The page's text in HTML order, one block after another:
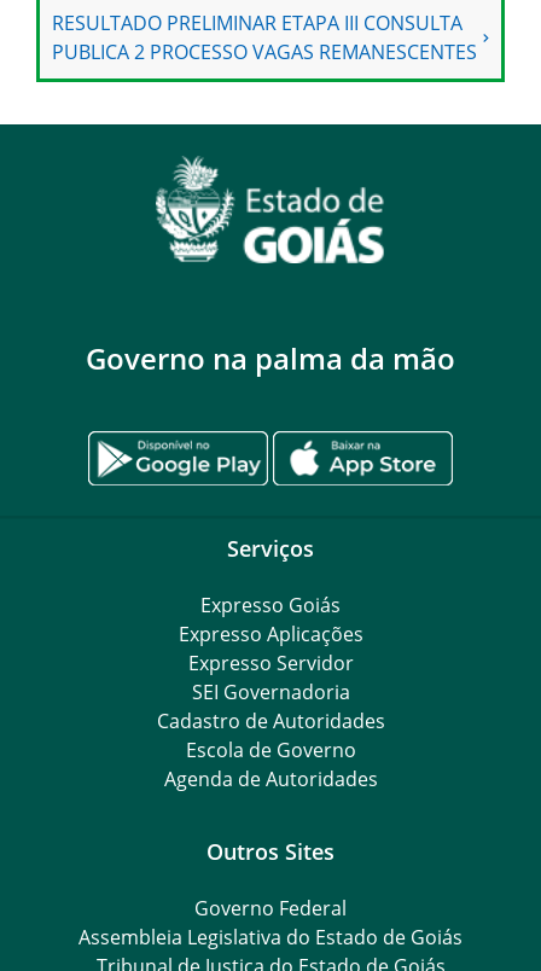
RESULTADO PRELIMINAR ETAPA III CONSULTA
PUBLICA 2 PROCESSO VAGAS REMANESCENTES
Governo na palma da mão
Serviços
Expresso Goiás
Expresso Aplicações
Expresso Servidor
SEI Governadoria
Cadastro de Autoridades
Escola de Governo
Agenda de Autoridades
Outros Sites
Governo Federal
Assembleia Legislativa do Estado de Goiás